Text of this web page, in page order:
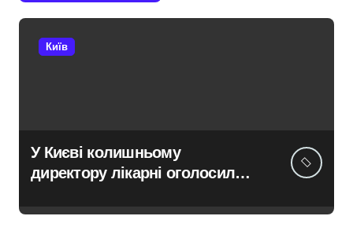
Київ
У Києві колишньому
директору лікарні оголосили
на УЗД на 6 млн грн